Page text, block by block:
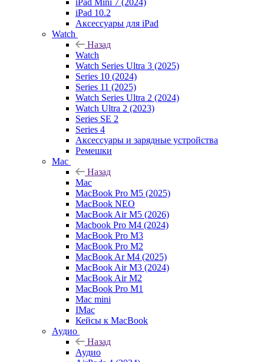
iPad Mini 7 (2024)
iPad 10.2
Аксессуары для iPad
Watch
Назад
Watch
Watch Series Ultra 3 (2025)
Series 10 (2024)
Series 11 (2025)
Watch Series Ultra 2 (2024)
Watch Ultra 2 (2023)
Series SE 2
Series 4
Аксессуары и зарядные устройства
Ремешки
Mac
Назад
Mac
MacBook Pro M5 (2025)
MacBook NEO
MacBook Air M5 (2026)
Macbook Pro M4 (2024)
MacBook Pro M3
MacBook Pro M2
MacBook Ar M4 (2025)
MacBook Air M3 (2024)
MacBook Air M2
MacBook Pro M1
Mac mini
IMac
Кейсы к MacBook
Аудио
Назад
Аудио